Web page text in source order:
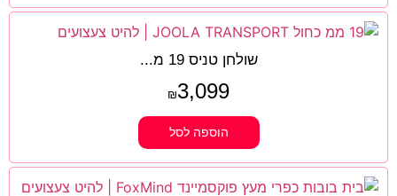
שולחן טניס 19 מ...
₪3,099
הוספה לסל